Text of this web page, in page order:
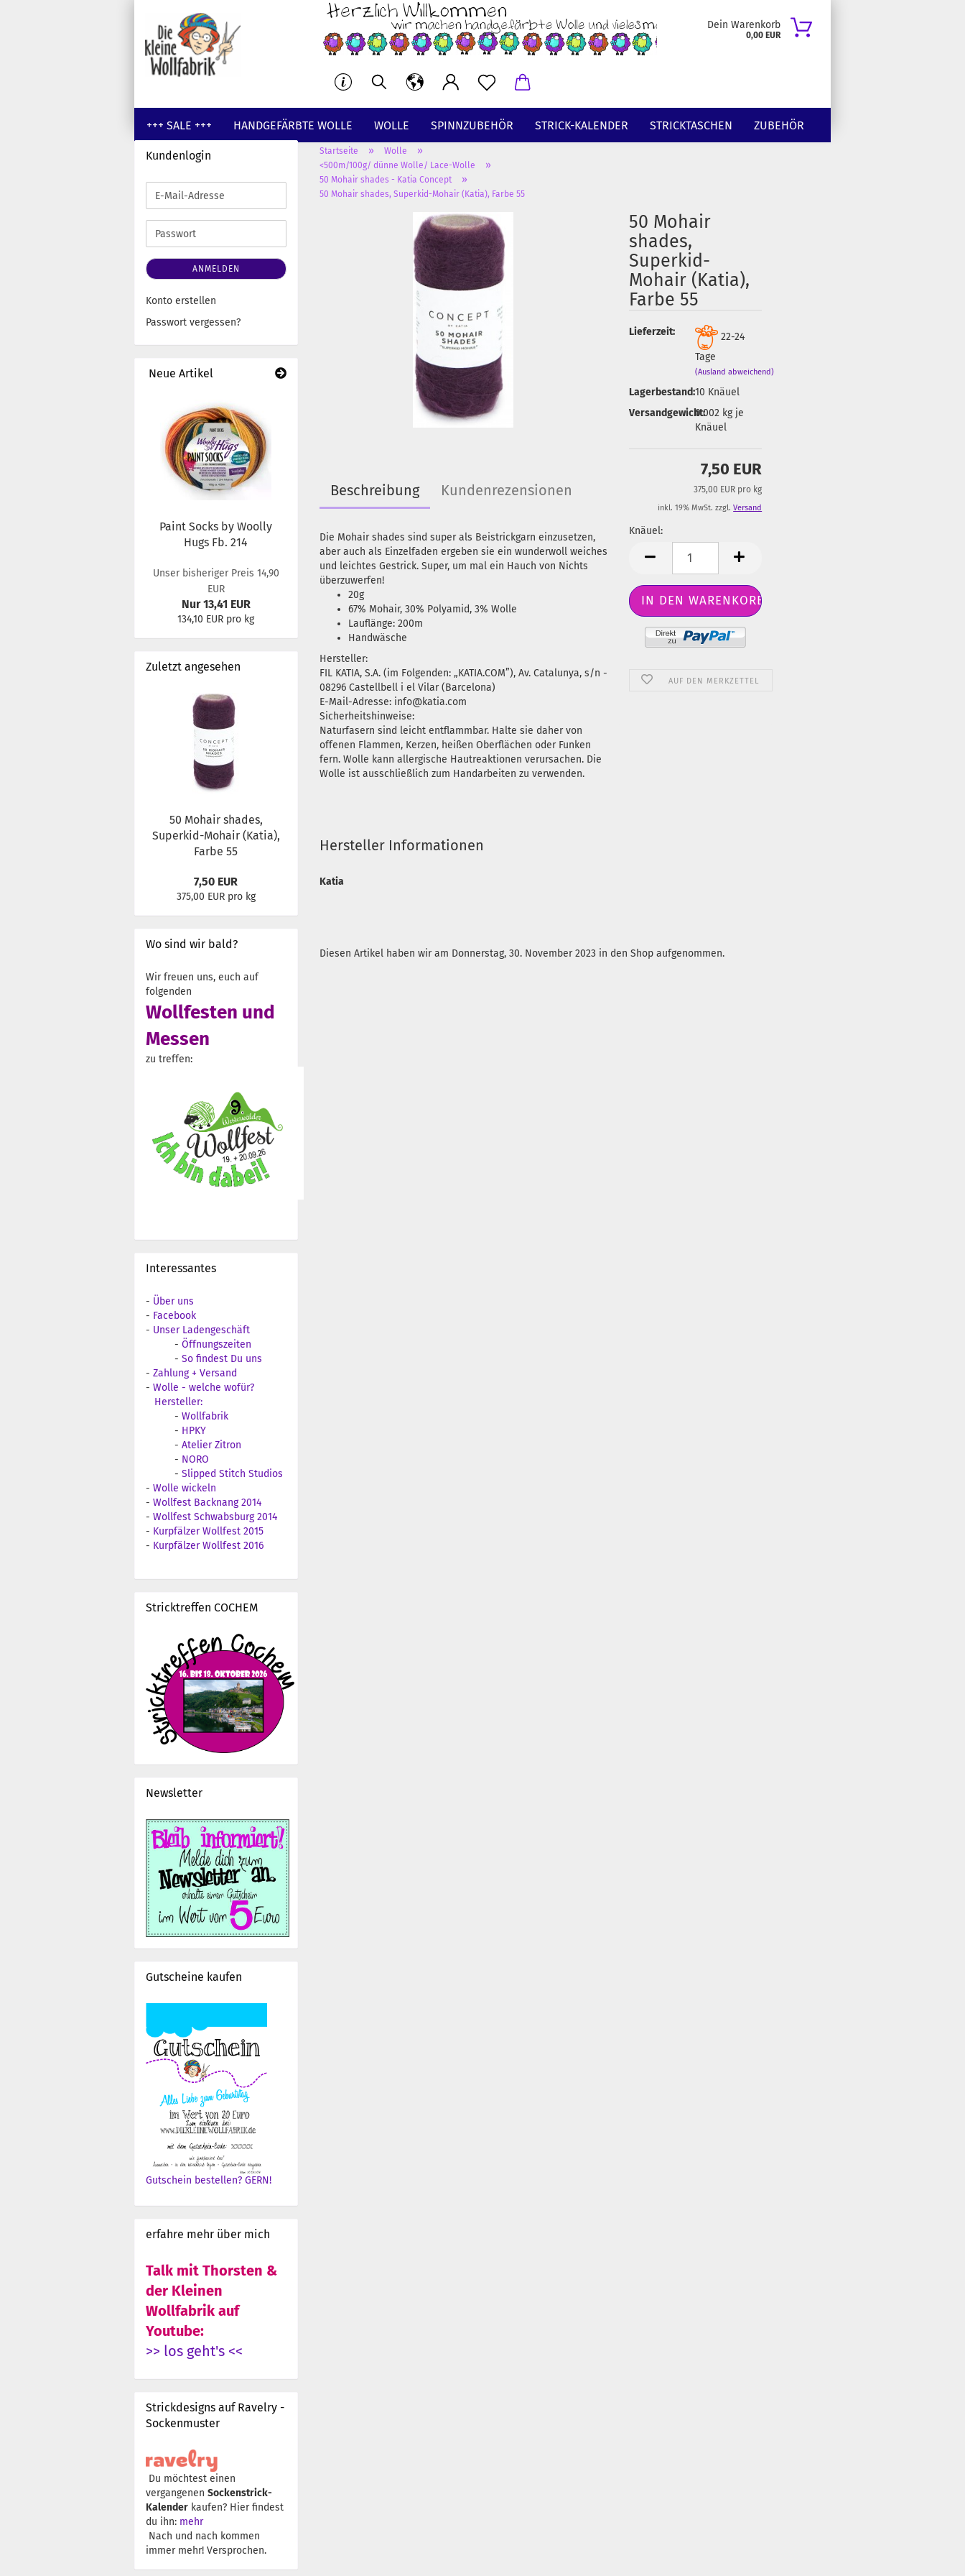
Dein Warenkorb
0,00 EUR
+++ SALE +++ HANDGEFÄRBTE WOLLE WOLLE SPINNZUBEHÖR STRICK-KALENDER STRICKTASCHEN ZUBEHÖR
GUTSCHEINE WOLLE UNGEFÄRBT
Startseite » Wolle »
<500m/100g/ dünne Wolle/ Lace-Wolle »
50 Mohair shades - Katia Concept »
50 Mohair shades, Superkid-Mohair (Katia), Farbe 55
50 Mohair
shades,
Superkid-
Mohair (Katia),
Farbe 55
Lieferzeit:
22-24
Tage
(Ausland abweichend)
Lagerbestand:10 Knäuel
Versandgewicht:0.002kg je
Knäuel
7,50 EUR
375,00 EUR pro kg
inkl. 19% MwSt. zzgl.Versand
Knäuel:
Knäuel
AUF DEN MERKZETTEL
Beschreibung Kundenrezensionen
Die Mohair shades sind super als Beistrickgarn einzusetzen,
aber auch als Einzelfaden ergeben sie ein wunderwoll weiches
und leichtes Gestrick. Super, um mal ein Hauch von Nichts
überzuwerfen!
20g
67% Mohair, 30% Polyamid, 3% Wolle
Lauflänge: 200m
Handwäsche
Hersteller:
FIL KATIA, S.A. (im Folgenden: „KATIA.COM”), Av. Catalunya, s/n -
08296 Castellbell i el Vilar (Barcelona)
E-Mail-Adresse: info@katia.com
Sicherheitshinweise:
Naturfasern sind leicht entflammbar. Halte sie daher von
offenen Flammen, Kerzen, heißen Oberflächen oder Funken
fern. Wolle kann allergische Hautreaktionen verursachen. Die
Wolle ist ausschließlich zum Handarbeiten zu verwenden.
Hersteller Informationen
Katia
Diesen Artikel haben wir am Donnerstag, 30. November 2023 in den Shop aufgenommen.
Kundenlogin
E-
Mail-
Adresse
Passwort
ANMELDEN
Konto erstellen
Passwort vergessen?
Neue Artikel
Paint Socks by Woolly
Hugs Fb. 214
Unser bisheriger Preis 14,90
EUR
Nur 13,41 EUR
134,10 EUR pro kg
Zuletzt angesehen
50 Mohair shades,
Superkid-Mohair (Katia),
Farbe 55
7,50 EUR
375,00 EUR pro kg
Wo sind wir bald?
Wir freuen uns, euch auf
folgenden
Wollfesten und
Messen
zu treffen:
Interessantes
- Über uns
- Facebook
- Unser Ladengeschäft
- Öffnungszeiten
- So findest Du uns
- Zahlung + Versand
- Wolle - welche wofür?
Hersteller:
- Wollfabrik
- HPKY
- Atelier Zitron
- NORO
- Slipped Stitch Studios
- Wolle wickeln
- Wollfest Backnang 2014
- Wollfest Schwabsburg 2014
- Kurpfälzer Wollfest 2015
- Kurpfälzer Wollfest 2016
Stricktreffen COCHEM
Newsletter
Gutscheine kaufen
Gutschein bestellen? GERN!
erfahre mehr über mich
Talk mit Thorsten &
der Kleinen
Wollfabrik auf
Youtube:
>> los geht's <<
Strickdesigns auf Ravelry -
Sockenmuster
Du möchtest einen
vergangenen Sockenstrick-
Kalender kaufen? Hier findest
du ihn: mehr
Nach und nach kommen
immer mehr! Versprochen.